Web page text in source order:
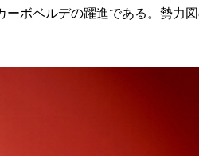
ボベルデの躍進である。勢力図